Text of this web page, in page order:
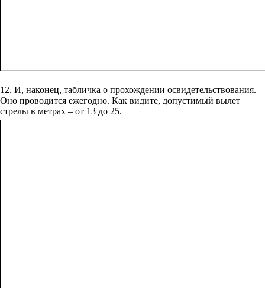
12. И, наконец, табличка о прохождении освидетельствования.
Оно проводится ежегодно. Как видите, допустимый вылет
стрелы в метрах – от 13 до 25.